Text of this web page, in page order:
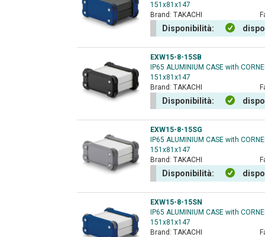
151x81x147
Brand: TAKACHI
Disponibilità:
EXW15-8-15SB
IP65 ALUMINIUM CASE with
151x81x147
Brand: TAKACHI
Disponibilità:
EXW15-8-15SG
IP65 ALUMINIUM CASE with
151x81x147
Brand: TAKACHI
Disponibilità:
EXW15-8-15SN
IP65 ALUMINIUM CASE with
151x81x147
Brand: TAKACHI